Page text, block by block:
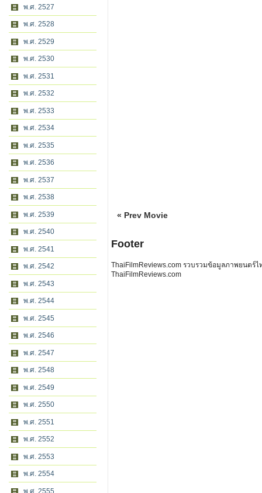
พ.ศ. 2527
พ.ศ. 2528
พ.ศ. 2529
พ.ศ. 2530
พ.ศ. 2531
พ.ศ. 2532
พ.ศ. 2533
พ.ศ. 2534
พ.ศ. 2535
พ.ศ. 2536
พ.ศ. 2537
พ.ศ. 2538
พ.ศ. 2539
พ.ศ. 2540
พ.ศ. 2541
พ.ศ. 2542
พ.ศ. 2543
พ.ศ. 2544
พ.ศ. 2545
พ.ศ. 2546
พ.ศ. 2547
พ.ศ. 2548
พ.ศ. 2549
พ.ศ. 2550
พ.ศ. 2551
พ.ศ. 2552
พ.ศ. 2553
พ.ศ. 2554
พ.ศ. 2555
« Prev Movie
Footer
ThaiFilmReviews.com รวบรวมข้อมูลภาพยนตร์
ThaiFilmReviews.com